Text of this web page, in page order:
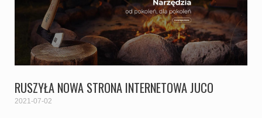
RUSZYŁA NOWA STRONA INTERNETOWA JUCO
2021-07-02